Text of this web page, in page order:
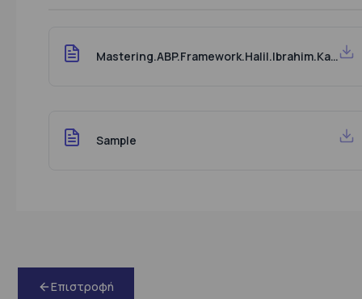
Mastering.ABP.Framework.Halil.Ibrahim.Kalkan.Packt.9781801079242.Www.Ebooksworld.Ir
Sample
Επιστροφή